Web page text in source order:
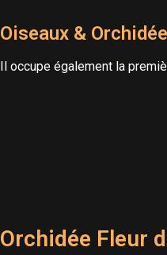
Oiseaux &
Il occupe également la
Orchidée Fleur